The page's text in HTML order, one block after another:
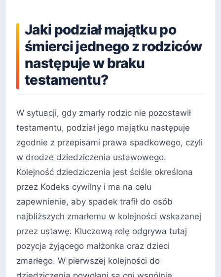
Jaki podział majątku po
śmierci jednego z rodziców
następuje w braku
testamentu?
W sytuacji, gdy zmarły rodzic nie pozostawił
testamentu, podział jego majątku następuje
zgodnie z przepisami prawa spadkowego, czyli
w drodze dziedziczenia ustawowego.
Kolejność dziedziczenia jest ściśle określona
przez Kodeks cywilny i ma na celu
zapewnienie, aby spadek trafił do osób
najbliższych zmarłemu w kolejności wskazanej
przez ustawę. Kluczową rolę odgrywa tutaj
pozycja żyjącego małżonka oraz dzieci
zmarłego. W pierwszej kolejności do